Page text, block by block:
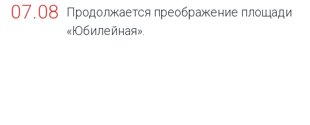
07.08
Продолжается преображение площади
«Юбилейная».